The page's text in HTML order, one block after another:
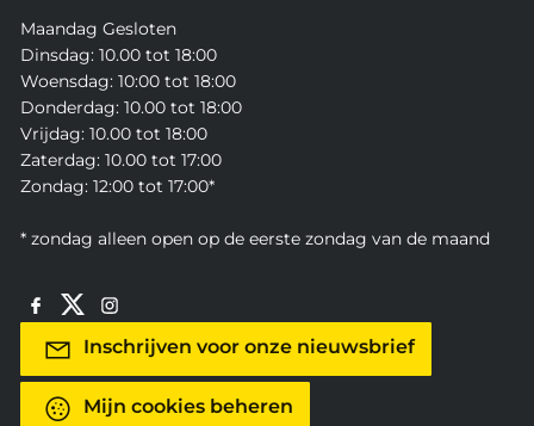
Maandag Gesloten
Dinsdag: 10.00 tot 18:00
Woensdag: 10:00 tot 18:00
Donderdag: 10.00 tot 18:00
Vrijdag: 10.00 tot 18:00
Zaterdag: 10.00 tot 17:00
Zondag: 12:00 tot 17:00*
* zondag alleen open op de eerste zondag van de maand
Inschrijven voor onze nieuwsbrief
Mijn cookies beheren